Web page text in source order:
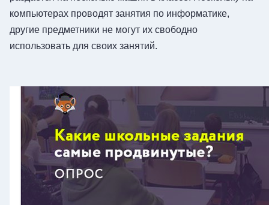
компьютерах проводят занятия по информатике,
другие предметники не могут их свободно
использовать для своих занятий.